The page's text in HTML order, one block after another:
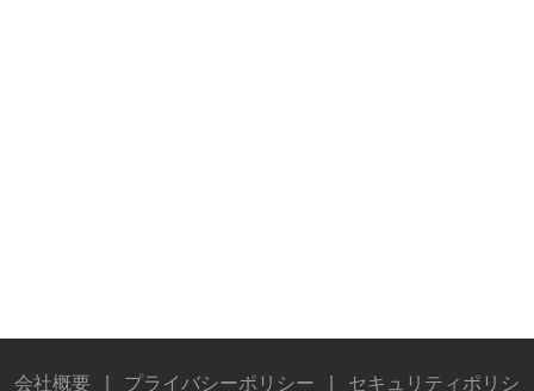
会社概要 プライバシーポリシー セキュリティポリシ